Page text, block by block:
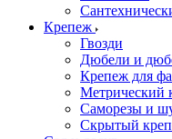
Крепеж
Гвозди
Дюбели и
Крепеж для
Метрический
Саморезы и
Скрытый